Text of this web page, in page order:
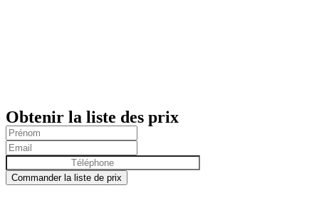
Obtenir la liste des prix
Commander la liste de prix